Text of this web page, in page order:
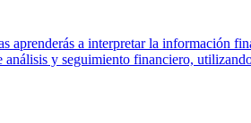
aprenderás a interpretar la información
y seguimiento financiero,